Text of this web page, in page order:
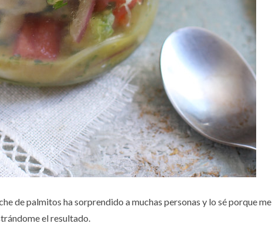
de palmitos ha sorprendido a muchas personas y lo sé porque me
el resultado.